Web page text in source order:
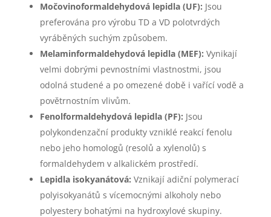
Močovinoformaldehydová lepidla (UF): Jsou
preferována pro výrobu TD a VD polotvrdých
vyráběných suchým způsobem.
Melaminformaldehydová lepidla (MEF): Vynikají
velmi dobrými pevnostními vlastnostmi, jsou
odolná studené a po omezené době i vařící vodě a
povětrnostním vlivům.
Fenolformaldehydová lepidla (PF): Jsou
polykondenzační produkty vzniklé reakcí fenolu
nebo jeho homologů (resolů a xylenolů) s
formaldehydem v alkalickém prostředí.
Lepidla isokyanátová: Vznikají adiční polymerací
polyisokyanátů s vícemocnými alkoholy nebo
polyestery bohatými na hydroxylové skupiny.